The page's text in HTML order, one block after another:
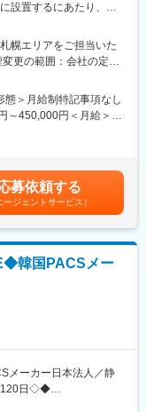
ミレーション
ミレーションが可能と
治療計画と、治療に必
において、患者データ
。デジタル化により、
つ最小限のコストで治
と、数多くの治療実績
ナーといえばインビザ
ます。
設置するにあたり、施
見積取得をし顧客との
沿ったプランを提案
。
及び修正を行う。
であれば是正措置を行
。
業務となります。
て、日本だけでなく世
います。また、医学研
領域に特化した幅広い
同様に圧倒的なトップ
幌エリアをご担当いた
更の範囲：会社の定め
態＞月給制特記事項なし
～450,000円＜月給＞
可能性があります。月
募依頼する
ージェントサービス）
韓国PACSメー
メーカー日本法人／静
120日◇◆